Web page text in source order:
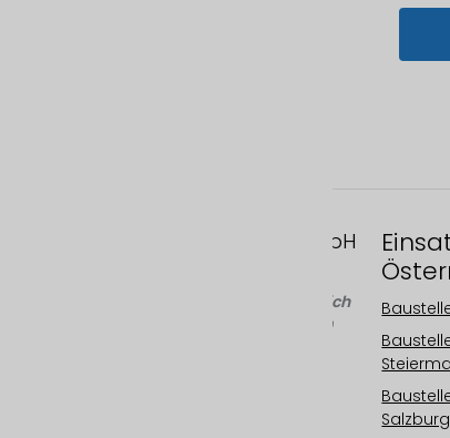
FAST MOTION GmbH
A-8045 Graz, Österreich
Telefon: +43 676 66 20
Salzburg